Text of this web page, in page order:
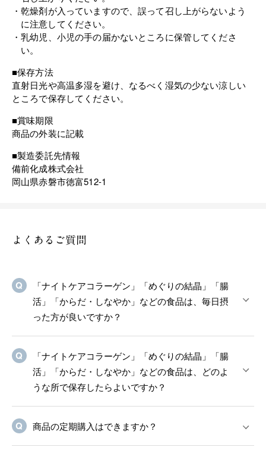
乾燥剤が入っていますので、誤って召し上がらないよう
に注意してください。
乳幼児、小児の手の届かないところに保管してくださ
い。
■保存方法
直射日光や高温多湿を避け、なるべく湿気の少ない涼しい
ところで保存してください。
■賞味期限
商品の外装に記載
■製造委託先情報
備前化成株式会社
岡山県赤磐市徳富512-1
よくあるご質問
「ナイトケアコラーゲン」「めぐりの結晶」「腸
活」「からだ・しなやか」などの食品は、毎日摂
った方が良いですか？
「ナイトケアコラーゲン」「めぐりの結晶」「腸
活」「からだ・しなやか」などの食品は、どのよ
うな所で保存したらよいですか？
商品の定期購入はできますか？